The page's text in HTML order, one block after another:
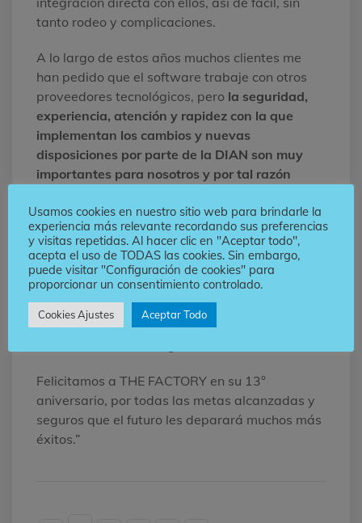
tanto rodeo y complicaciones.
A lo largo de estos años muchos clientes me
han pedido que el software trabaje con otros
proveedores tecnológicos, pero la seguridad,
experiencia, atención y rapidez con la que
implementan los cambios y nuevas
disposiciones por parte de la DIAN son muy
importantes para nosotros y por tal razón
Sus productos son de muy buena calidad,
hacen capacitaciones constantemente y tienen
espacios semanales para que las casas de
software podamos conectarnos y despejar
cualquier duda que tengamos sobre cualquier
producto tanto en su manejo como en la parte
Felicitamos a THE FACTORY en su 13°
aniversario, por todas las metas alcanzadas y
seguros que el futuro les deparará muchos más
éxitos.”
Usamos cookies en nuestro sitio web para brindarle la
experiencia más relevante recordando sus preferencias
y visitas repetidas. Al hacer clic en "Aceptar todo",
acepta el uso de TODAS las cookies. Sin embargo,
puede visitar "Configuración de cookies" para
proporcionar un consentimiento controlado.
Cookies Ajustes Aceptar Todo